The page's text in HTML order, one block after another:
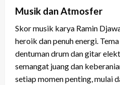
Musik dan Atmosfer
Skor musik karya Ramin
heroik dan penuh energi.
dentuman drum dan gitar
semangat juang dan
setiap momen penting, mulai